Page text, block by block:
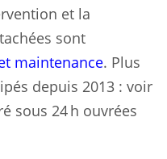
et la
sont
maintenance. Plus
depuis 2013 : voir
sous 24 h ouvrées